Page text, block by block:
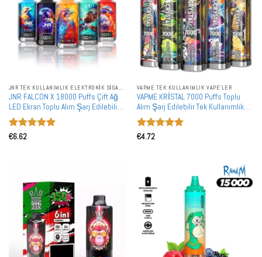
JNR TEK KULLANIMLIK ELEKTRONIK SIGARALAR
JNR FALCON X 18000 Puffs Çift Ağ
LED Ekran Toplu Alım Şarj Edilebilir
Tek Kullanımlık Vape Toptan Satış
5 üzerinden
€6.62
VAPME TEK KULLANIMLIK VAPE'LER
VAPME KRİSTAL 7000 Puffs Toplu
Alım Şarj Edilebilir Tek Kullanımlık
Vape Toptan Satış
5 üzerinden
€4.72